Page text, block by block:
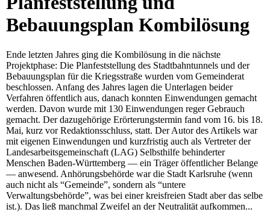
Bebauungsplan Kombilösung
Ende letzten Jahres ging die Kombilösung in die nächste
Projektphase: Die Planfeststellung des Stadtbahntunnels und der
Bebauungsplan für die Kriegsstraße wurden vom Gemeinderat
beschlossen. Anfang des Jahres lagen die Unterlagen beider
Verfahren öffentlich aus, danach konnten Einwendungen gemacht
werden. Davon wurde mit 130 Einwendungen reger Gebrauch
gemacht. Der dazugehörige Erörterungstermin fand vom 16. bis 18.
Mai, kurz vor Redaktionsschluss, statt. Der Autor des Artikels war
mit eigenen Einwendungen und kurzfristig auch als Vertreter der
Landesarbeitsgemeinschaft (LAG) Selbsthilfe behinderter
Menschen Baden-Württemberg — ein Träger öffentlicher Belange
— anwesend. Anhörungsbehörde war die Stadt Karlsruhe (wenn
auch nicht als “Gemeinde”, sondern als “untere
Verwaltungsbehörde”, was bei einer kreisfreien Stadt aber das selbe
ist.). Das ließ manchmal Zweifel an der Neutralität aufkommen...